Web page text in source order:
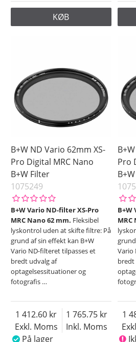
KØB
B+W ND Vario 62mm XS-
Pro Digital MRC Nano
B+W Filter
1075249
B+W Vario ND-filter XS-Pro
MRC Nano 62 mm. Fleksibel
lyskontrol uden at skifte filtre: På
grund af sin effekt kan B+W
Vario ND-filteret tilpasses et
bredt udvalg af
optagelsessituationer og
fotografis …
Exkl. Moms
1 412.60
Inkl. Moms
1 765.75
På lager
Pro
B+W
MRC
Vario
bredt
1